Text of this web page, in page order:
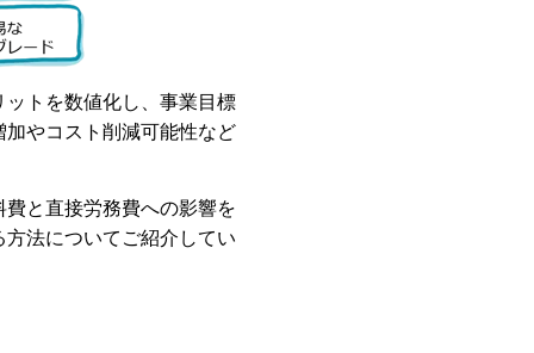
トを数値化し、事業目標
やコスト削減可能性など
と直接労務費への影響を
法についてご紹介してい